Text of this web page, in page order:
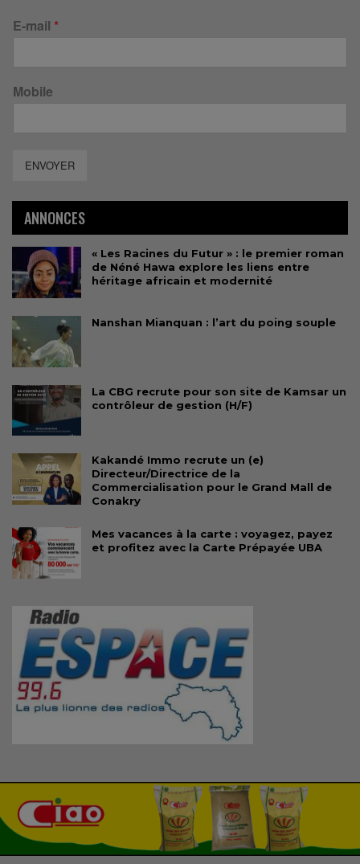
E-mail *
Mobile
ENVOYER
ANNONCES
« Les Racines du Futur » : le premier roman
de Néné Hawa explore les liens entre
héritage africain et modernité
Nanshan Mianquan : l’art du poing souple
La CBG recrute pour son site de Kamsar un
contrôleur de gestion (H/F)
Kakandé Immo recrute un (e)
Directeur/Directrice de la
Commercialisation pour le Grand Mall de
Conakry
Mes vacances à la carte : voyagez, payez
et profitez avec la Carte Prépayée UBA